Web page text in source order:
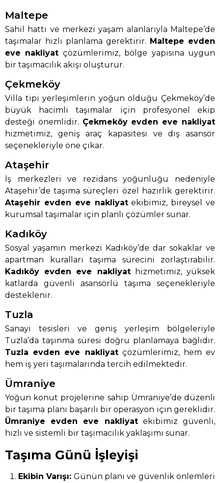
Maltepe
Sahil hattı ve merkezi yaşam alanlarıyla Maltepe’de
taşımalar hızlı planlama gerektirir. Maltepe evden
eve nakliyat çözümlerimiz, bölge yapısına uygun
bir taşımacılık akışı oluşturur.
Çekmeköy
Villa tipi yerleşimlerin yoğun olduğu Çekmeköy’de
büyük hacimli taşımalar için profesyonel ekip
desteği önemlidir. Çekmeköy evden eve nakliyat
hizmetimiz, geniş araç kapasitesi ve dış asansör
seçenekleriyle öne çıkar.
Ataşehir
İş merkezleri ve rezidans yoğunluğu nedeniyle
Ataşehir’de taşıma süreçleri özel hazırlık gerektirir.
Ataşehir evden eve nakliyatekibimiz, bireysel ve
kurumsal taşımalar için planlı çözümler sunar.
Kadıköy
Sosyal yaşamın merkezi Kadıköy’de dar sokaklar ve
apartman kuralları taşıma sürecini zorlaştırabilir.
Kadıköy evden eve nakliyathizmetimiz, yüksek
katlarda güvenli asansörlü taşıma seçenekleriyle
desteklenir.
Tuzla
Sanayi tesisleri ve geniş yerleşim bölgeleriyle
Tuzla’da taşınma süresi doğru planlamaya bağlıdır.
Tuzla evden eve nakliyatçözümlerimiz, hem ev
hem iş yeri taşımalarında tercih edilmektedir.
Ümraniye
Yoğun konut projelerine sahip Ümraniye’de düzenli
bir taşıma planı başarılı bir operasyon için gereklidir.
Ümraniye evden eve nakliyatekibimiz güvenli,
hızlı ve sistemli bir taşımacılık yaklaşımı sunar.
Taşıma Günü İşleyişi
Ekibin Varışı: Günün planı ve güvenlik önlemleri